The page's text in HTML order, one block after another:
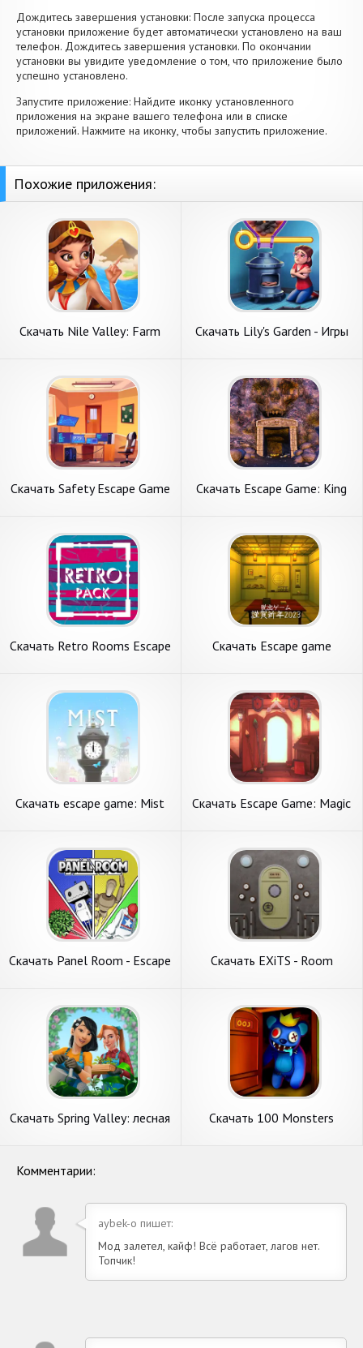
Дождитесь завершения установки: После запуска процесса
установки приложение будет автоматически установлено на ваш
телефон. Дождитесь завершения установки. По окончании
установки вы увидите уведомление о том, что приложение было
успешно установлено.
Запустите приложение: Найдите иконку установленного
приложения на экране вашего телефона или в списке
приложений. Нажмите на иконку, чтобы запустить приложение.
Похожие приложения:
Скачать Nile Valley: Farm
Андроид
Скачать Lily's Garden - Игры
Андроид
Скачать Safety Escape Game
Скачать Escape Game: King
на Андроид
Скачать Retro Rooms Escape
Скачать Escape game
Андроид
Скачать escape game: Mist
Скачать Escape Game: Magic
Скачать Panel Room - Escape
Скачать EXiTS - Room
Скачать Spring Valley: лесная
Скачать 100 Monsters
Комментарии:
aybek-o пишет:
Мод залетел, кайф! Всё работает, лагов нет.
Топчик!